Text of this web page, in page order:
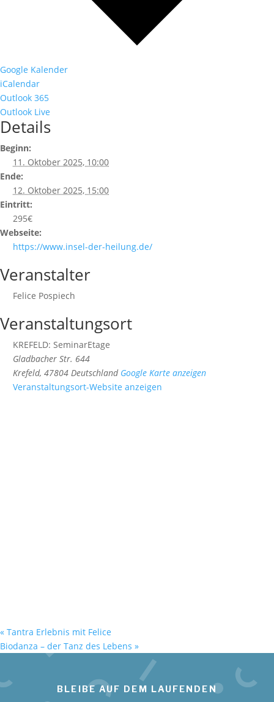
Google Kalender
iCalendar
Outlook 365
Outlook Live
Details
Beginn:
11. Oktober 2025, 10:00
Ende:
12. Oktober 2025, 15:00
Eintritt:
295€
Webseite:
https://www.insel-der-heilung.de/
Veranstalter
Felice Pospiech
Veranstaltungsort
KREFELD: SeminarEtage
Gladbacher Str. 644
Krefeld, 47804 Deutschland Google Karte anzeigen
Veranstaltungsort-Website anzeigen
« Tantra Erlebnis mit Felice
Biodanza – der Tanz des Lebens »
BLEIBE AUF DEM LAUFENDEN